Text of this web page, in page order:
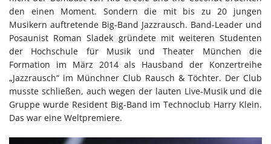
den einen Moment. Sondern die mit bis zu 20 jungen
Musikern auftretende Big-Band Jazzrausch. Band-Leader und
Posaunist Roman Sladek gründete mit weiteren Studenten
der Hochschule für Musik und Theater München die
Formation im März 2014 als Hausband der Konzertreihe
„Jazzrausch“ im Münchner Club Rausch & Töchter. Der Club
musste schließen, auch wegen der lauten Live-Musik und die
Gruppe wurde Resident Big-Band im Technoclub Harry Klein.
Das war eine Weltpremiere.